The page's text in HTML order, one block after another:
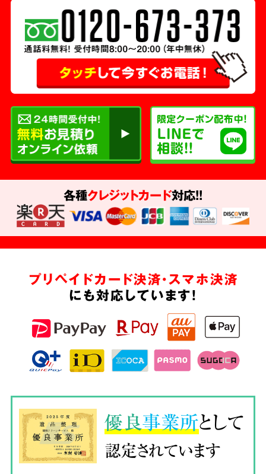
各種クレジットカード対応!!
プリペイドカード決済・スマホ決済
にも対応しています!
優良事業所として
認定されています